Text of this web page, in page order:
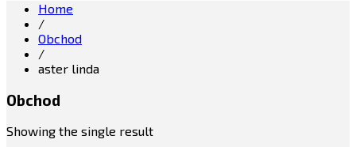
Home
/
Obchod
/
aster linda
Obchod
Showing the single result